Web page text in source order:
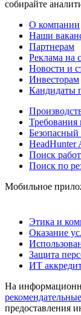
собирайте
О компании
Наши
Партнерам
Реклама на
Новости и
Инвесторам
Кандидаты
Безопасный
HeadHunter
Поиск
Поиск по
Мобильное
Этика и
Оказание
Защита
ИТ
На
предоставления